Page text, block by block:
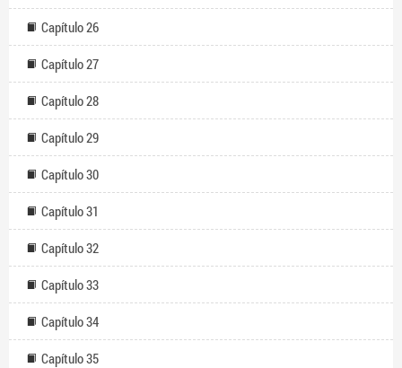
Capítulo 26
Capítulo 27
Capítulo 28
Capítulo 29
Capítulo 30
Capítulo 31
Capítulo 32
Capítulo 33
Capítulo 34
Capítulo 35